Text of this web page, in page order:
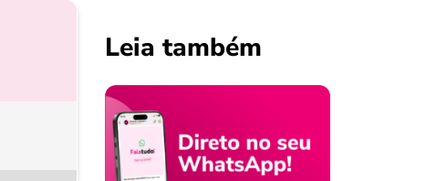
Leia também